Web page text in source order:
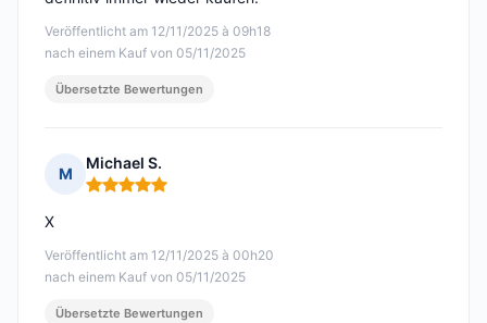
Veröffentlicht am 12/11/2025 à 09h18
nach einem Kauf von 05/11/2025
Übersetzte Bewertungen
M
Michael S.
Hinweis: 5 von 5
Veröffentlicht am 12/11/2025 à 00h20
nach einem Kauf von 05/11/2025
X
Übersetzte Bewertungen